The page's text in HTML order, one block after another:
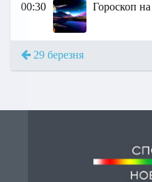
00:30 Гороскоп
29 березня